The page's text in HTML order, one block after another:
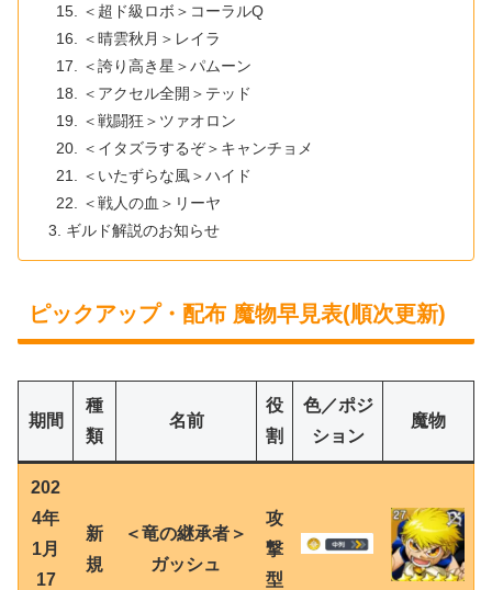
＜超ド級ロボ＞コーラルQ
＜晴雲秋月＞レイラ
＜誇り高き星＞パムーン
＜アクセル全開＞テッド
＜戦闘狂＞ツァオロン
＜イタズラするぞ＞キャンチョメ
＜いたずらな風＞ハイド
＜戦人の血＞リーヤ
ギルド解説のお知らせ
ピックアップ・配布 魔物早見表(順次更新)
期間
種
類
名前
役
割
色／ポジ
ション
魔物
202
4年
1月
17
新
規
＜竜の継承者＞
ガッシュ
攻
撃
型